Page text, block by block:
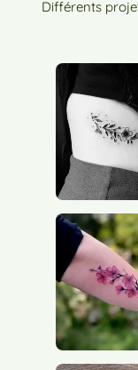
Différents